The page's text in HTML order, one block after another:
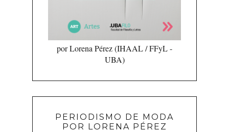
por Lorena Pérez (IHAAL / FFyL -
UBA)
PERIODISMO DE MODA
POR LORENA PÉREZ